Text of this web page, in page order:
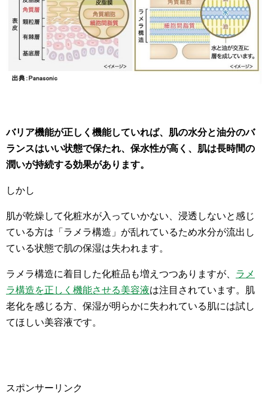
バリア機能が正しく機能していれば、肌の水分と油分のバ
ランスはいい状態で保たれ、保水性が高く、肌は長時間の
潤いが持続する効果があります。
しかし
肌が乾燥して化粧水が入っていかない、浸透しないと感じ
ている方は「ラメラ構造」が乱れているため水分が流出し
ている状態で肌の保湿は失われます。
ラメラ構造に着目した化粧品も増えつつありますが、 ラメ
ラ構造を正しく機能させる美容液は注目されています。肌
老化を感じる方、保湿が明らかに失われている肌には試し
てほしい美容液です。
スポンサーリンク